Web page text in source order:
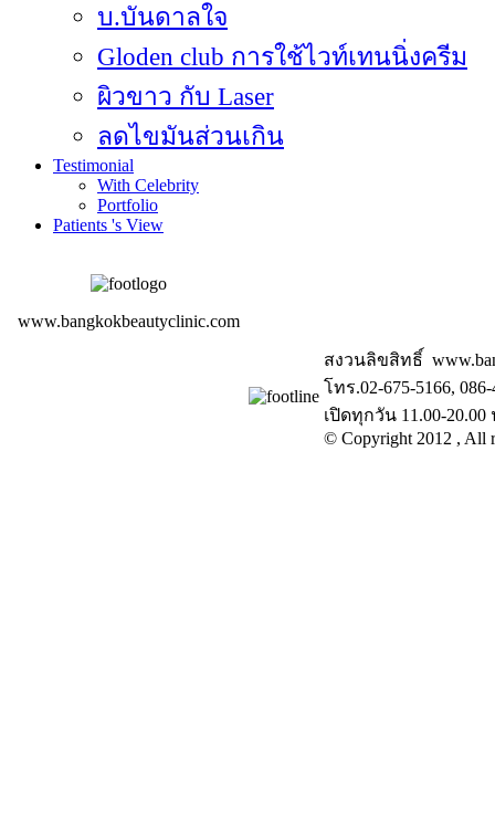
บ.บันดาลใจ
Gloden club การใช้ไวท์เทนนิ่งครีม
ผิวขาว กับ Laser
ลดไขมันส่วนเกิน
Testimonial
With Celebrity
Portfolio
Patients 's View
www.bangkokbeautyclinic.com
สงวนลิขสิทธิ์
โทร.02-675-5166,
เปิดทุกวัน 11.00-20.00
© Copyright 2012 , All